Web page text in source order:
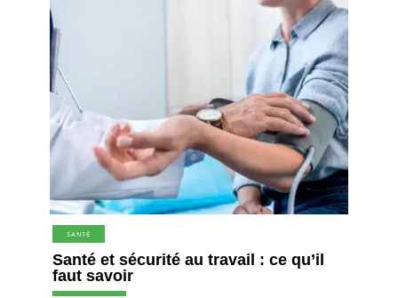
SANTÉ
Santé et sécurité au travail : ce qu’il
faut savoir